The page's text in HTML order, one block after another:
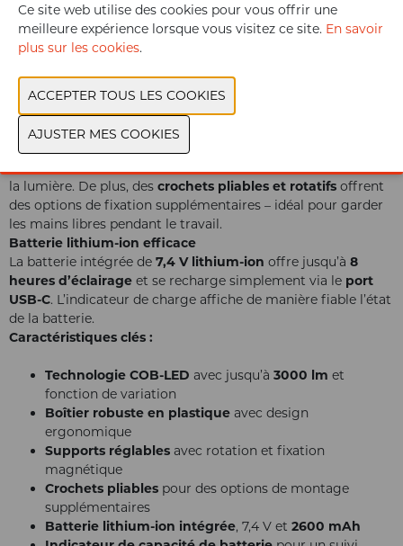
plateformes élévatrices, inspections, ateliers ou l’industrie.
La COB-LED de 30Wdélivre jusqu’à3000 lumens , avec une
fonction de variation de lumière pour s’adapter aux besoins.
La température de couleur de6000K
blanche parfaite pour un travail précis et agréable.
Ergonomique & Polyvalente
Le boîtier robuste avec poignée caoutchoutée garantit une
prise sûre. Deux
supports rotatifs et
la lumière. De plus, des crochets pliables et rotatifs offrent
des options de fixation supplémentaires – idéal pour garder
les mains libres pendant le travail.
Batterie lithium-ion efficace
La batterie intégrée de 7,4 V lithium-ion offre jusqu’à 8
heures d’éclairage et se recharge simplement via le port
USB-C. L’indicateur de charge affiche de manière fiable l’état
de la batterie.
Caractéristiques clés :
Technologie COB-LED avec jusqu’à 3000 lm et
fonction de variation
Boîtier robuste en plastique avec design
ergonomique
Supports réglables avec rotation et fixation
magnétique
Crochets pliables pour des options de montage
supplémentaires
Batterie lithium-ion intégrée, 7,4 V et 2600 mAh
Ce site web utilise des cookies pour vous offrir une
meilleure expérience lorsque vous visitez ce site. En savoir
plus sur les cookies.